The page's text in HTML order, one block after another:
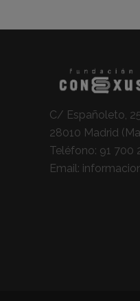
C/ Españoleto,
28010 Madrid
Teléfono: 91 700
Email: